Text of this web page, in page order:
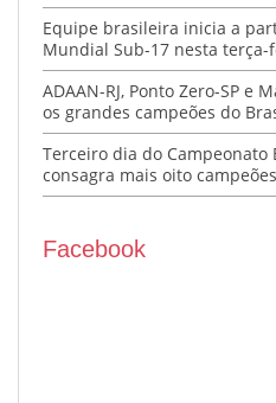
Equipe brasileira inicia a
Mundial Sub-17 nesta terça-
ADAAN-RJ, Ponto Zero-SP e
os grandes campeões do
Terceiro dia do
consagra mais oito
Facebook